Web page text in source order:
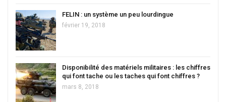
FELIN : un système un peu lourdingue
février 19, 2018
Disponibilité des matériels militaires : les chiffres
qui font tache ou les taches qui font chiffres ?
mars 8, 2018